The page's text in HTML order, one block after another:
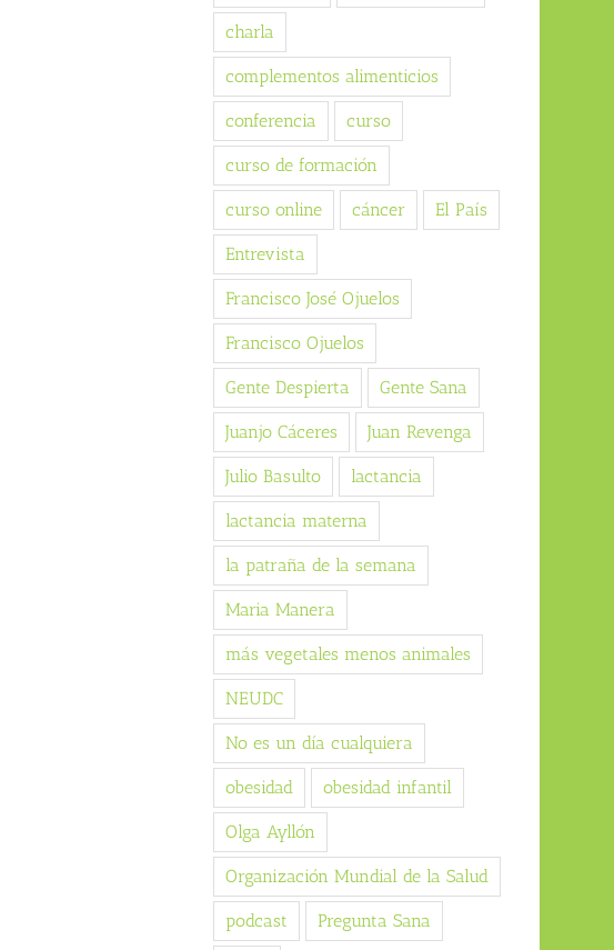
charla
complementos alimenticios
conferencia curso
curso de formación
curso online cáncer El País
Entrevista
Francisco José Ojuelos
Francisco Ojuelos
Gente Despierta Gente Sana
Juanjo Cáceres Juan Revenga
Julio Basulto lactancia
lactancia materna
la patraña de la semana
Maria Manera
más vegetales menos animales
NEUDC
No es un día cualquiera
obesidad obesidad infantil
Olga Ayllón
Organización Mundial de la Salud
podcast Pregunta Sana